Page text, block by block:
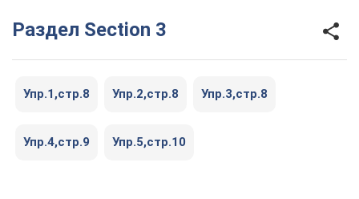
Раздел Section 3
Упр.1,стр.8 Упр.2,стр.8 Упр.3,стр.8
Упр.4,стр.9 Упр.5,стр.10